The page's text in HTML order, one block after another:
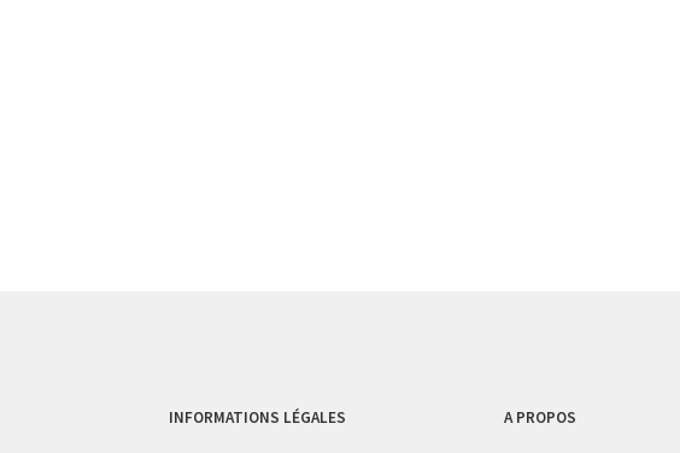
INFORMATIONS LÉGALES A PROPOS